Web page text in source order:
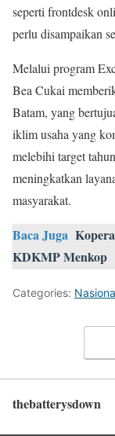
seperti frontdesk
perlu disampaikan
Melalui program
Bea Cukai
Batam, yang
iklim usaha yang
melebihi target
meningkatkan
masyarakat.
Baca Juga
KDKMP Menkop
Categories:
thebatterysdown